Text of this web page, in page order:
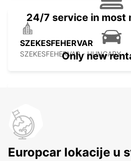
SZEKESFEHERVAR
SZEKESFEHERVAR - HUNGARY
ZALAEGERSZEG
ZALAEGERSZEG - HUNGARY
24/7 service in most
Only new
Europcar lokacije u